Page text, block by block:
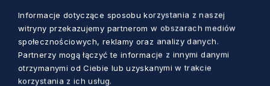
w siedzibie organu jednostki samorządu
terytorialnego w miejscu przeznaczonym na
zamieszczanie ogłoszeń, na stronie
internetowej organu jednostki samorządu
terytorialnego, na okres 7 dni.
Informacje dotyczące sposobu korzystania z naszej
witryny przekazujemy partnerom w obszarach mediów
społecznościowych, reklamy oraz analizy danych.
Partnerzy mogą łączyć te informacje z innymi danymi
otrzymanymi od Ciebie lub uzyskanymi w trakcie
korzystania z ich usług.